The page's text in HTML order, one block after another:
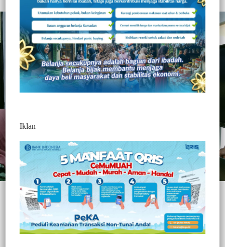
Mamuju, Jurnaltivi.com-Dinas Komunikasi, Informatika,
Iklan